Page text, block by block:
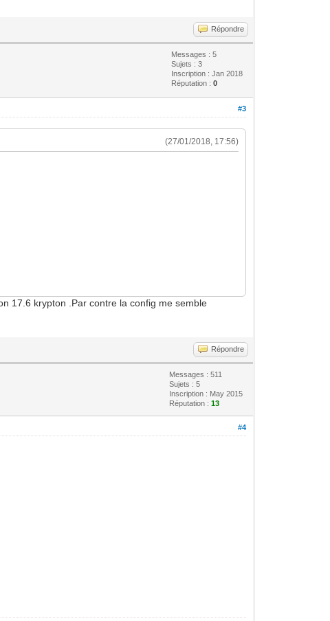
Répondre
Messages : 5
Sujets : 3
Inscription : Jan 2018
Réputation :0
#3
(27/01/2018, 17:56)
17.6 krypton .Par contre la config me semble
Répondre
Messages : 511
Sujets : 5
Inscription : May 2015
Réputation :13
#4